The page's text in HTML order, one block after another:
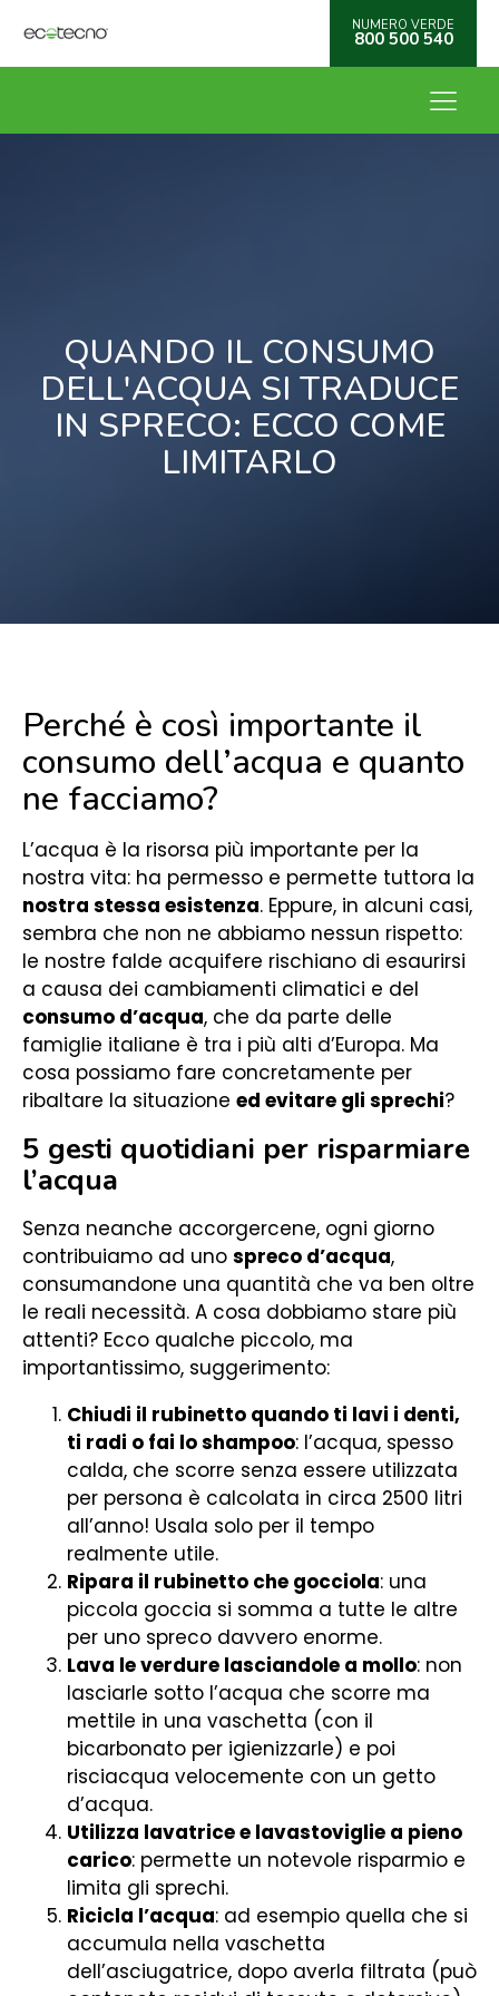
NUMERO VERDE
800 500 540
QUANDO IL CONSUMO
DELL'ACQUA SI TRADUCE
IN SPRECO: ECCO COME
LIMITARLO
Perché è così importante il
consumo dell’acqua e quanto
ne facciamo?
L’acqua è la risorsa più importante per la
nostra vita: ha permesso e permette tuttora la
nostra stessa esistenza. Eppure, in alcuni casi,
sembra che non ne abbiamo nessun rispetto:
le nostre falde acquifere rischiano di esaurirsi
a causa dei cambiamenti climatici e del
consumo d’acqua, che da parte delle
famiglie italiane è tra i più alti d’Europa. Ma
cosa possiamo fare concretamente per
ribaltare la situazione ed evitare gli sprechi?
5 gesti quotidiani per risparmiare
l’acqua
Senza neanche accorgercene, ogni giorno
contribuiamo ad uno spreco d’acqua,
consumandone una quantità che va ben oltre
le reali necessità. A cosa dobbiamo stare più
attenti? Ecco qualche piccolo, ma
importantissimo, suggerimento:
Chiudi il rubinetto quando ti lavi i denti,
ti radi o fai lo shampoo: l’acqua, spesso
calda, che scorre senza essere utilizzata
per persona è calcolata in circa 2500 litri
all’anno! Usala solo per il tempo
realmente utile.
Ripara il rubinetto che gocciola: una
piccola goccia si somma a tutte le altre
per uno spreco davvero enorme.
Lava le verdure lasciandole a mollo: non
lasciarle sotto l’acqua che scorre ma
mettile in una vaschetta (con il
bicarbonato per igienizzarle) e poi
risciacqua velocemente con un getto
d’acqua.
Utilizza lavatrice e lavastoviglie a pieno
carico: permette un notevole risparmio e
limita gli sprechi.
Ricicla l’acqua: ad esempio quella che si
accumula nella vaschetta
dell’asciugatrice, dopo averla filtrata (può